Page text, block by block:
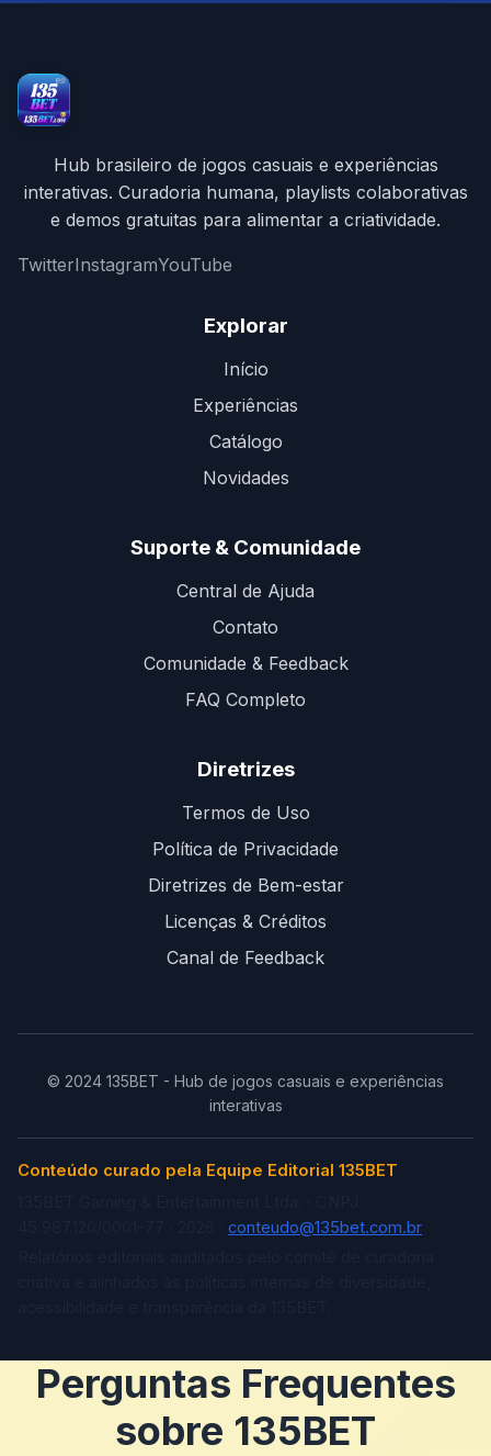
Hub brasileiro de jogos casuais e experiências
interativas. Curadoria humana, playlists colaborativas
e demos gratuitas para alimentar a criatividade.
TwitterInstagramYouTube
Explorar
Início
Experiências
Catálogo
Novidades
Suporte & Comunidade
Central de Ajuda
Contato
Comunidade & Feedback
FAQ Completo
Diretrizes
Termos de Uso
Política de Privacidade
Diretrizes de Bem-estar
Licenças & Créditos
Canal de Feedback
© 2024 135BET - Hub de jogos casuais e experiências
interativas
Conteúdo curado pela Equipe Editorial 135BET
conteudo@135bet.com.br
Perguntas Frequentes
sobre 135BET